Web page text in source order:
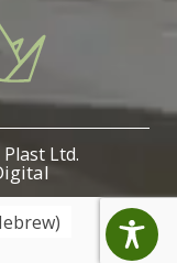
Ltd.
)